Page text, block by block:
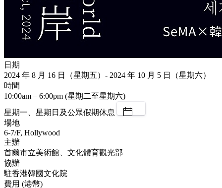
日期
2024 年 8 月 16 日（星期五）- 2024 年 10 月 5 日（星期六）
時間
10:00am – 6:00pm (星期二至星期六)
星期一、星期日及公眾假期休息
場地
6-7/F, Hollywood
主辦
首爾市立美術館、文化體育觀光部
協辦
駐香港韓國文化院
費用 (港幣)